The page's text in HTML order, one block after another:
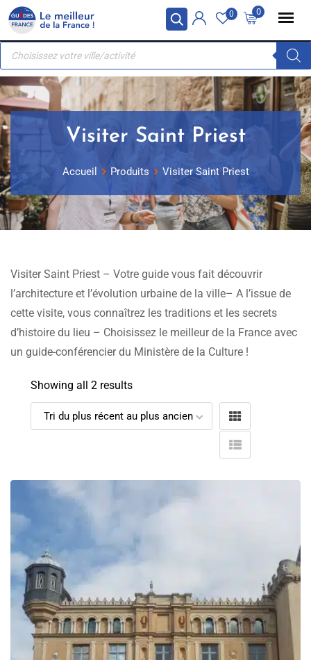
Panneau de gestion des cookies
Skip
content
0
0
Recherche
produits
Visiter Saint Priest
Accueil Produits Visiter Saint Priest
Visiter Saint Priest – Votre guide vous fait découvrir
l’architecture et l’évolution urbaine de la ville– A l’issue de
cette visite, vous connaîtrez les traditions et les secrets
d’histoire du lieu – Choisissez le meilleur de la France avec
un guide-conférencier du Ministère de la Culture !
Showing all 2 results